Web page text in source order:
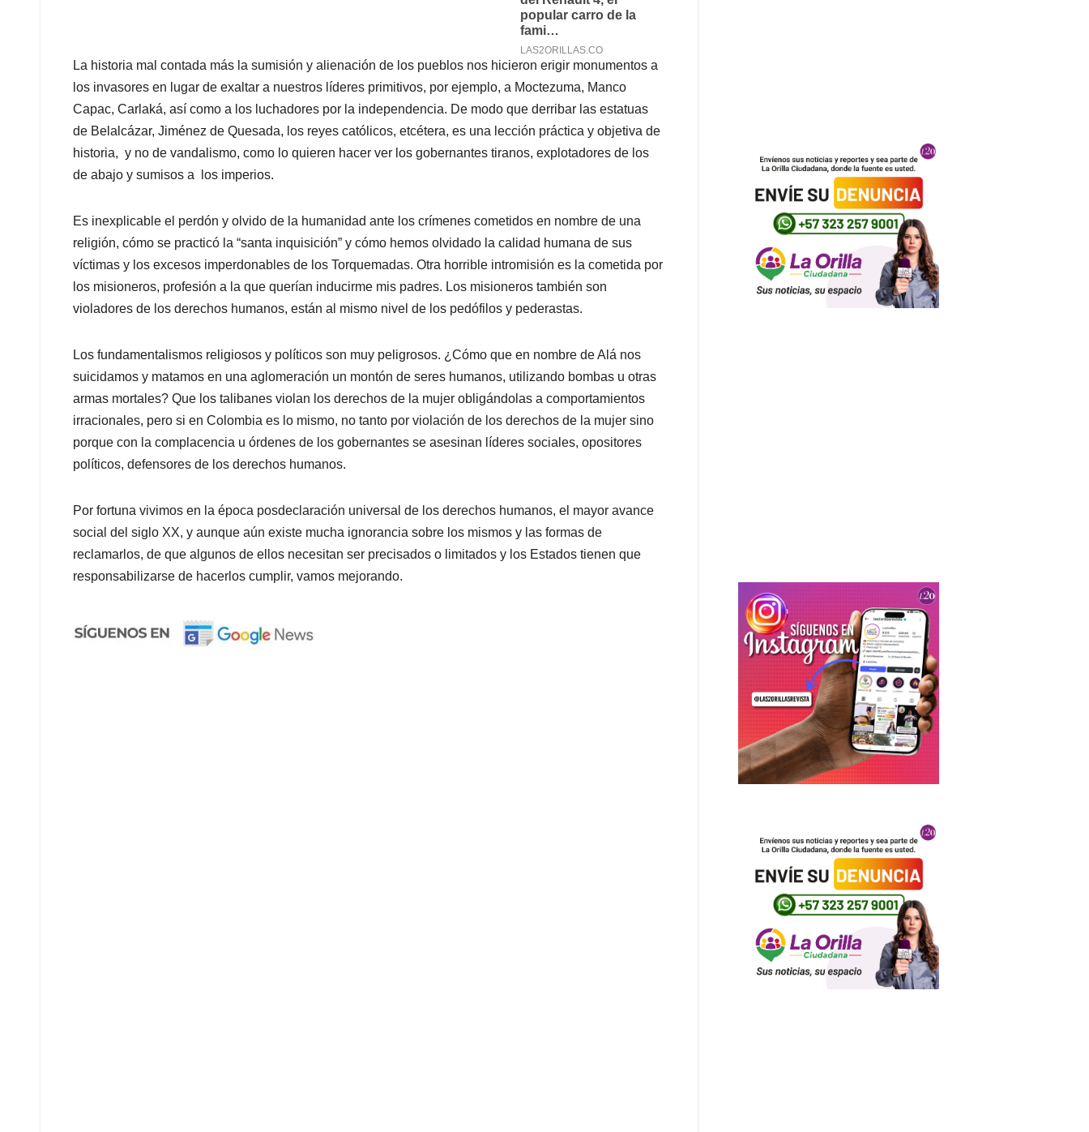
La historia mal contada más la sumisión y alienación de los pueblos nos hicieron erigir monumentos a
los invasores en lugar de exaltar a nuestros líderes primitivos, por ejemplo, a Moctezuma, Manco
Capac, Carlaká, así como a los luchadores por la independencia. De modo que derribar las estatuas
de Belalcázar, Jiménez de Quesada, los reyes católicos, etcétera, es una lección práctica y objetiva de
historia, y no de vandalismo, como lo quieren hacer ver los gobernantes tiranos, explotadores de los
de abajo y sumisos a los imperios.
Es inexplicable el perdón y olvido de la humanidad ante los crímenes cometidos en nombre de una
religión, cómo se practicó la “santa inquisición” y cómo hemos olvidado la calidad humana de sus
víctimas y los excesos imperdonables de los Torquemadas. Otra horrible intromisión es la cometida por
los misioneros, profesión a la que querían inducirme mis padres. Los misioneros también son
violadores de los derechos humanos, están al mismo nivel de los pedófilos y pederastas.
Los fundamentalismos religiosos y políticos son muy peligrosos. ¿Cómo que en nombre de Alá nos
suicidamos y matamos en una aglomeración un montón de seres humanos, utilizando bombas u otras
armas mortales? Que los talibanes violan los derechos de la mujer obligándolas a comportamientos
irracionales, pero si en Colombia es lo mismo, no tanto por violación de los derechos de la mujer sino
porque con la complacencia u órdenes de los gobernantes se asesinan líderes sociales, opositores
políticos, defensores de los derechos humanos.
Por fortuna vivimos en la época posdeclaración universal de los derechos humanos, el mayor avance
social del siglo XX, y aunque aún existe mucha ignorancia sobre los mismos y las formas de
reclamarlos, de que algunos de ellos necesitan ser precisados o limitados y los Estados tienen que
responsabilizarse de hacerlos cumplir, vamos mejorando.